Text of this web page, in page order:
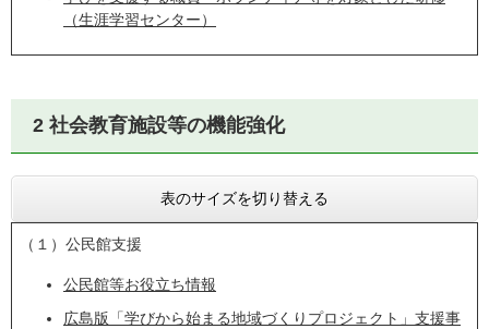
（生涯学習センター）
2 社会教育施設等の機能強化​
表のサイズを切り替える
（１）公民館支援
公民館等お役立ち情報
広島版「学びから始まる地域づくりプロジェクト」支援事